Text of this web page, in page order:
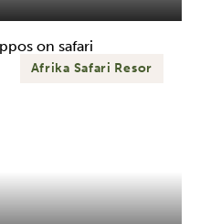
Afrika Safari Resor